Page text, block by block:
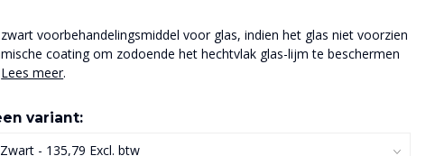
voorbehandelingsmiddel voor glas, indien het glas niet voorzien
coating om zodoende het hechtvlak glas-lijm te beschermen
Lees meer.
variant: